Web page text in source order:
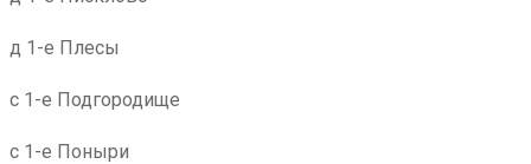
д 1-е Плесы
с 1-е Подгородище
с 1-е Поныри